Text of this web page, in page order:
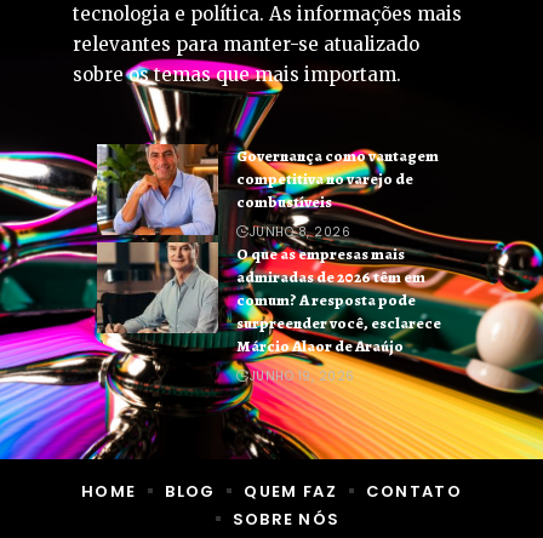
tecnologia e política. As informações mais
relevantes para manter-se atualizado
sobre os temas que mais importam.
Governança como vantagem
competitiva no varejo de
combustíveis
JUNHO 8, 2026
O que as empresas mais
admiradas de 2026 têm em
comum? A resposta pode
surpreender você, esclarece
Márcio Alaor de Araújo
JUNHO 19, 2026
HOME BLOG QUEM FAZ
CONTATO
SOBRE NÓS